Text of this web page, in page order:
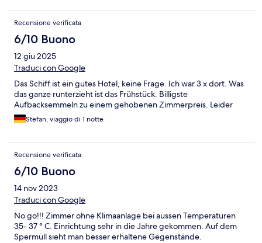
Recensione verificata
6/10 Buono
12 giu 2025
Traduci con Google
Das Schiff ist ein gutes Hotel, keine Frage. Ich war 3 x dort. Was
das ganze runterzieht ist das Frühstück. Billigste
Aufbacksemmeln zu einem gehobenen Zimmerpreis. Leider
Stefan, viaggio di 1 notte
Recensione verificata
6/10 Buono
14 nov 2023
Traduci con Google
No go!!! Zimmer ohne Klimaanlage bei aussen Temperaturen
35- 37 ° C. Einrichtung sehr in die Jahre gekommen. Auf dem
Spermüll sieht man besser erhaltene Gegenstände.